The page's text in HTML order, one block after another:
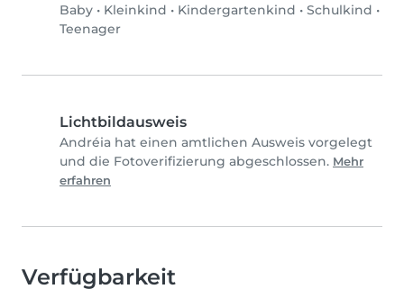
Baby • Kleinkind • Kindergartenkind • Schulkind •
Teenager
Lichtbildausweis
Andréia hat einen amtlichen Ausweis vorgelegt
und die Fotoverifizierung abgeschlossen. Mehr
erfahren
Verfügbarkeit